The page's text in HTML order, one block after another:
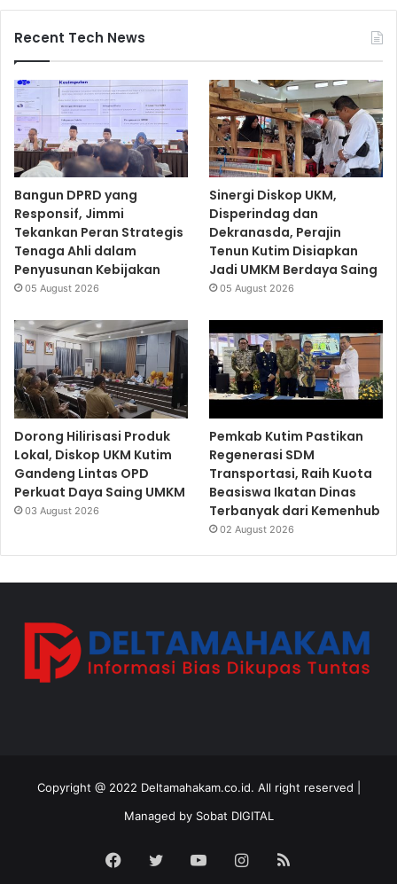
Recent Tech News
Bangun DPRD yang
Responsif, Jimmi
Tekankan Peran Strategis
Tenaga Ahli dalam
Penyusunan Kebijakan
05 August 2026
Sinergi Diskop UKM,
Disperindag dan
Dekranasda, Perajin
Tenun Kutim Disiapkan
Jadi UMKM Berdaya Saing
05 August 2026
Dorong Hilirisasi Produk
Lokal, Diskop UKM Kutim
Gandeng Lintas OPD
Perkuat Daya Saing UMKM
03 August 2026
Pemkab Kutim Pastikan
Regenerasi SDM
Transportasi, Raih Kuota
Beasiswa Ikatan Dinas
Terbanyak dari Kemenhub
02 August 2026
Copyright @ 2022 Deltamahakam.co.id. All right reserved |
Managed by Sobat DIGITAL
Facebook
Twitter YouTubeInstagram